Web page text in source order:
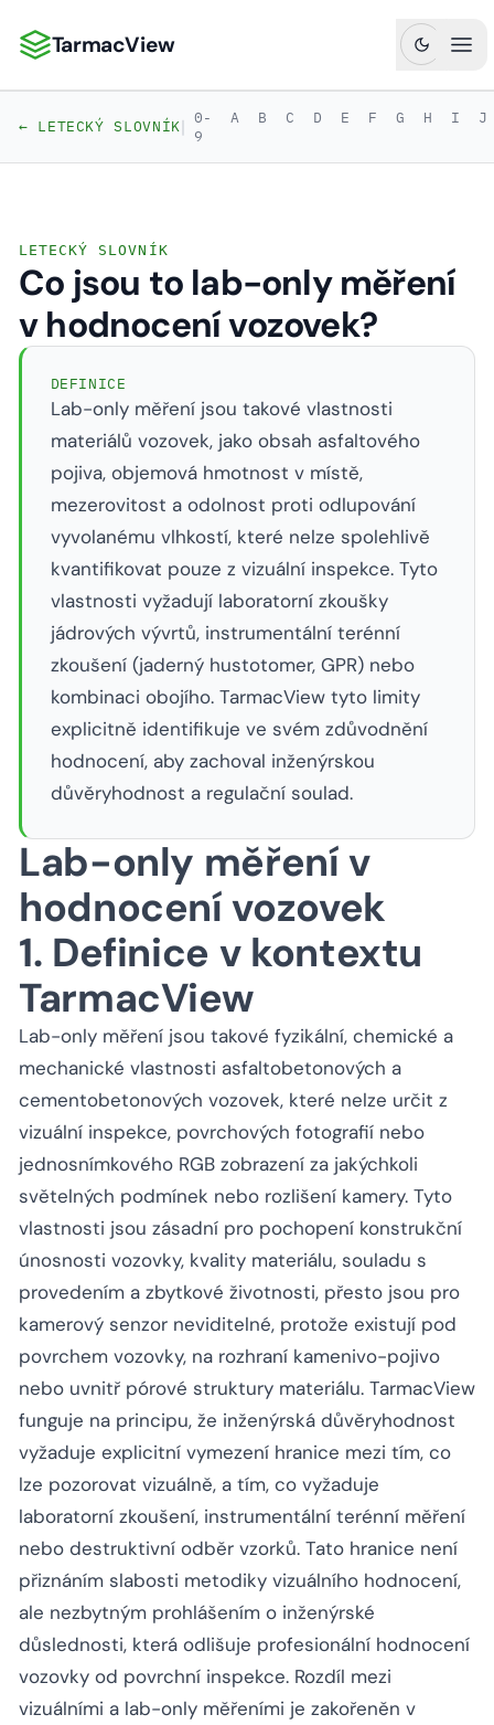
TarmacView: Precizní letecká analytika
TarmacView
← LETECKÝ SLOVNÍK| 0-
9
A B C D E F G H I J
LETECKÝ SLOVNÍK
Co jsou to lab-only měření
v hodnocení vozovek?
DEFINICE
Lab-only měření jsou takové vlastnosti
materiálů vozovek, jako obsah asfaltového
pojiva, objemová hmotnost v místě,
mezerovitost a odolnost proti odlupování
vyvolanému vlhkostí, které nelze spolehlivě
kvantifikovat pouze z vizuální inspekce. Tyto
vlastnosti vyžadují laboratorní zkoušky
jádrových vývrtů, instrumentální terénní
zkoušení (jaderný hustotomer, GPR) nebo
kombinaci obojího. TarmacView tyto limity
explicitně identifikuje ve svém zdůvodnění
hodnocení, aby zachoval inženýrskou
důvěryhodnost a regulační soulad.
Lab-only měření v
hodnocení vozovek
1. Definice v kontextu
TarmacView
Lab-only měření jsou takové fyzikální, chemické a
mechanické vlastnosti asfaltobetonových a
cementobetonových vozovek, které nelze určit z
vizuální inspekce, povrchových fotografií nebo
jednosnímkového RGB zobrazení za jakýchkoli
světelných podmínek nebo rozlišení kamery. Tyto
vlastnosti jsou zásadní pro pochopení konstrukční
únosnosti vozovky, kvality materiálu, souladu s
provedením a zbytkové životnosti, přesto jsou pro
kamerový senzor neviditelné, protože existují pod
povrchem vozovky, na rozhraní kamenivo-pojivo
nebo uvnitř pórové struktury materiálu. TarmacView
funguje na principu, že inženýrská důvěryhodnost
vyžaduje explicitní vymezení hranice mezi tím, co
lze pozorovat vizuálně, a tím, co vyžaduje
laboratorní zkoušení, instrumentální terénní měření
nebo destruktivní odběr vzorků. Tato hranice není
přiznáním slabosti metodiky vizuálního hodnocení,
ale nezbytným prohlášením o inženýrské
důslednosti, která odlišuje profesionální hodnocení
vozovky od povrchní inspekce. Rozdíl mezi
vizuálními a lab-only měřeními je zakořeněn v